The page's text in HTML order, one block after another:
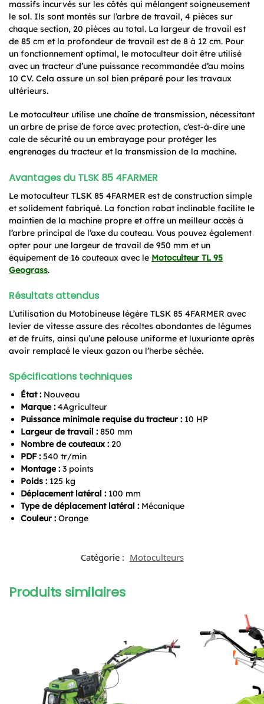
massifs incurvés sur les côtés qui mélangent soigneusement
le sol. Ils sont montés sur l’arbre de travail, 4 pièces sur
chaque section, 20 pièces au total. La largeur de travail est
de 85 cm et la profondeur de travail est de 8 à 12 cm. Pour
un fonctionnement optimal, le motoculteur doit être utilisé
avec un tracteur d’une puissance recommandée d’au moins
10 CV. Cela assure un sol bien préparé pour les travaux
ultérieurs.
Le motoculteur utilise une chaîne de transmission, nécessitant
un arbre de prise de force avec protection, c’est-à-dire une
cale de sécurité ou un embrayage pour protéger les
engrenages du tracteur et la transmission de la machine.
Avantages du TLSK 85 4FARMER
Le motoculteur TLSK 85 4FARMER est de construction simple
et solidement fabriqué. La fonction rabat inclinable facilite le
maintien de la machine propre et offre un meilleur accès à
l’arbre principal de l’axe du couteau. Vous pouvez également
opter pour une largeur de travail de 950 mm et un
équipement de 16 couteaux avec le Motoculteur TL 95
Geograss.
Résultats attendus
L’utilisation du Motobineuse légère TLSK 85 4FARMER avec
levier de vitesse assure des récoltes abondantes de légumes
et de fruits, ainsi qu’une pelouse uniforme et luxuriante après
avoir remplacé le vieux gazon ou l’herbe séchée.
Spécifications techniques
État : Nouveau
Marque : 4Agriculteur
Puissance minimale requise du tracteur : 10 HP
Largeur de travail : 850 mm
Nombre de couteaux : 20
PDF : 540 tr/min
Montage : 3 points
Poids : 125 kg
Déplacement latéral : 100 mm
Type de déplacement latéral : Mécanique
Couleur : Orange
Catégorie : Motoculteurs
Produits similaires